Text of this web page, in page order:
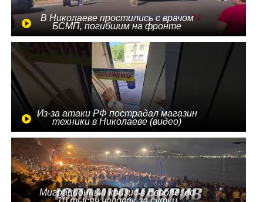
В Николаеве простились с врачом
БСМП, погибшим на фронте
Из-за атаки РФ пострадал магазин
техники в Николаеве (видео)
Миграционный кризис в Европе: до